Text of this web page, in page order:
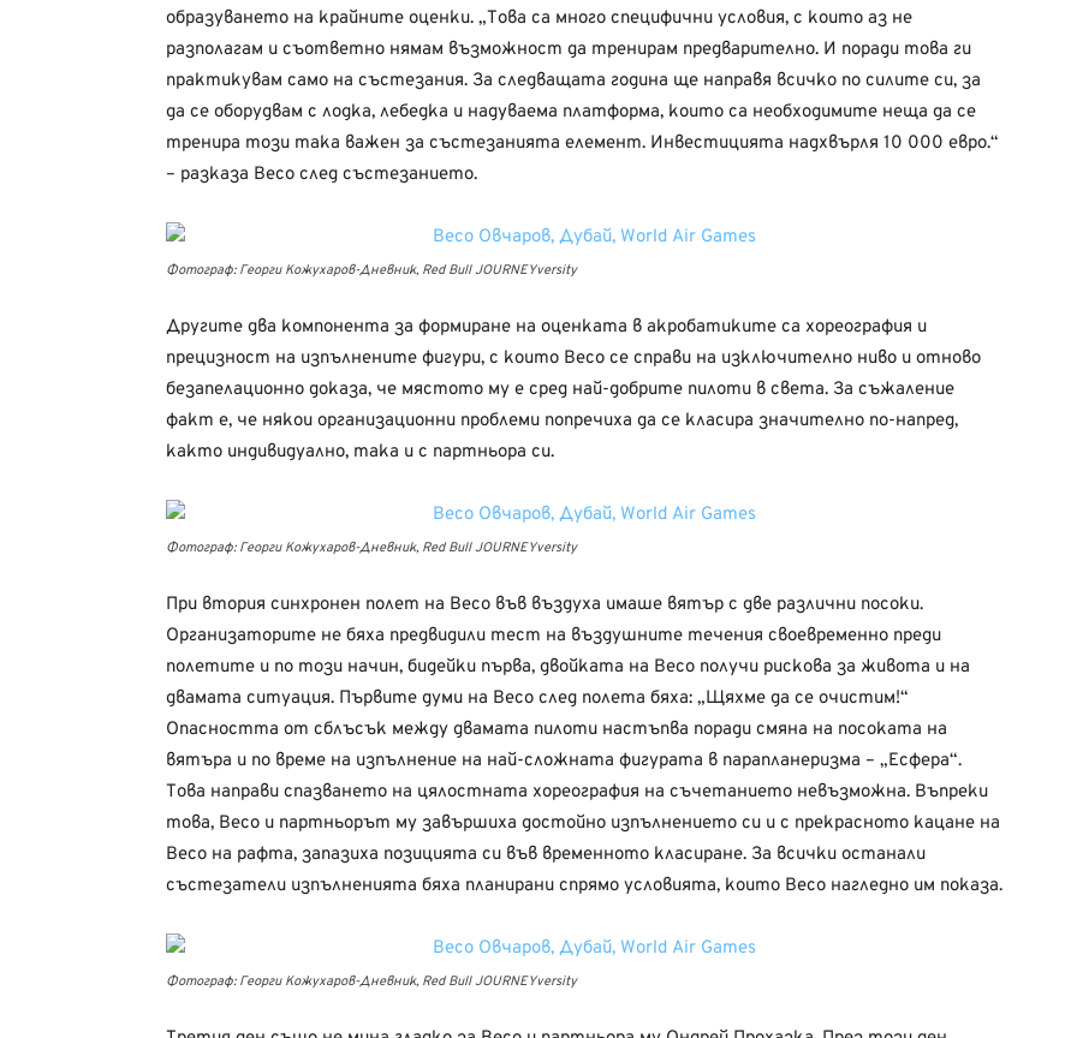
образуването на крайните оценки. „Това са много специфични условия, с които аз не
разполагам и съответно нямам възможност да тренирам предварително. И поради това ги
практикувам само на състезания. За следващата година ще направя всичко по силите си, за
да се оборудвам с лодка, лебедка и надуваема платформа, които са необходимите неща да се
тренира този така важен за състезанията елемент. Инвестицията надхвърля 10 000 евро.“
– разказа Весо след състезанието.
Фотограф: Георги Кожухаров-Дневник, Red Bull JOURNEYversity
Другите два компонента за формиране на оценката в акробатиките са хореография и
прецизност на изпълнените фигури, с които Весо се справи на изключително ниво и отново
безапелационно доказа, че мястото му е сред най-добрите пилоти в света. За съжаление
факт е, че някои организационни проблеми попречиха да се класира значително по-напред,
както индивидуално, така и с партньора си.
Фотограф: Георги Кожухаров-Дневник, Red Bull JOURNEYversity
При втория синхронен полет на Весо във въздуха имаше вятър с две различни посоки.
Организаторите не бяха предвидили тест на въздушните течения своевременно преди
полетите и по този начин, бидейки първа, двойката на Весо получи рискова за живота и на
двамата ситуация. Първите думи на Весо след полета бяха: „Щяхме да се очистим!“
Опасността от сблъсък между двамата пилоти настъпва поради смяна на посоката на
вятъра и по време на изпълнение на най-сложната фигурата в парапланеризма – „Есфера“.
Това направи спазването на цялостната хореография на съчетанието невъзможна. Въпреки
това, Весо и партньорът му завършиха достойно изпълнението си и с прекрасното кацане на
Весо на рафта, запазиха позицията си във временното класиране. За всички останали
състезатели изпълненията бяха планирани спрямо условията, които Весо нагледно им показа.
Фотограф: Георги Кожухаров-Дневник, Red Bull JOURNEYversity